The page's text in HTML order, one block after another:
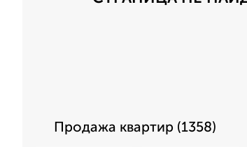
Продажа квартир (1358)